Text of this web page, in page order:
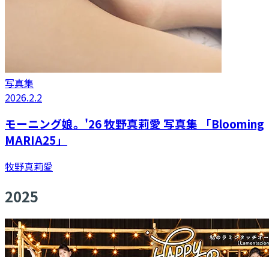
写真集
2026.2.2
モーニング娘。'26 牧野真莉愛 写真集 「Blooming
MARIA25」
牧野真莉愛
2025